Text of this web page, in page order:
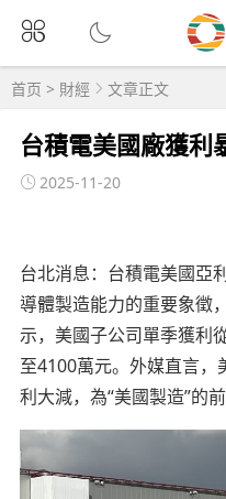
首页 > 財經 文章正文
台積電美國廠獲利
2025-11-20
台北消息：台積電美國亞
導體製造能力的重要象徵
示，美國子公司單季獲利
至4100萬元。外媒直言
利大減，為“美國製造”的